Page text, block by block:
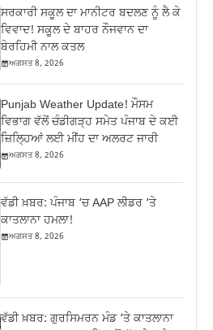
ਸਰਕਾਰੀ ਸਕੂਲ ਦਾ ਮਾਨੀਟਰ ਬਦਲਣ ਨੂੰ ਲੈ ਕੇ
ਵਿਵਾਦ! ਸਕੂਲ ਦੇ ਬਾਹਰ ਨੌਜਵਾਨ ਦਾ
ਬੇਰਹਿਮੀ ਨਾਲ ਕਤਲ
ਅਗਸਤ 8, 2026
Punjab Weather Update! ਮੌਸਮ
ਵਿਭਾਗ ਵੱਲੋਂ ਚੰਡੀਗੜ੍ਹ ਸਮੇਤ ਪੰਜਾਬ ਦੇ ਕਈ
ਜ਼ਿਲ੍ਹਿਆਂ ਲਈ ਮੀਂਹ ਦਾ ਅਲਰਟ ਜਾਰੀ
ਅਗਸਤ 8, 2026
ਵੱਡੀ ਖ਼ਬਰ: ਪੰਜਾਬ ‘ਚ AAP ਲੀਡਰ ‘ਤੇ
ਕਾਤਲਾਨਾ ਹਮਲਾ!
ਅਗਸਤ 8, 2026
ਵੱਡੀ ਖ਼ਬਰ: ਗੁਰਸਿਮਰਨ ਮੰਡ ‘ਤੇ ਕਾਤਲਾਨਾ